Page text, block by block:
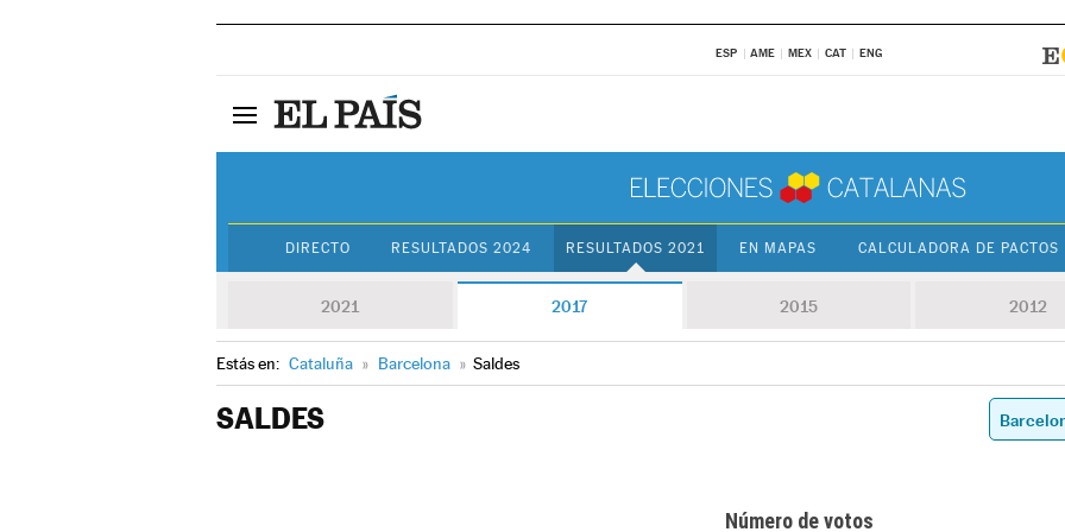
ESP AME MEX CAT ENG
DIRECTO RESULTADOS 2024 RESULTADOS 2021 EN MAPAS CALCULADORA DE PACTOS
2021 2017 2015 2012
Estás en: Cataluña » Barcelona » Saldes
SALDES
Número de votos